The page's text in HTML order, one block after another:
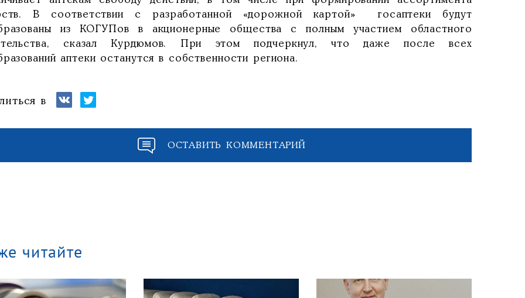
В соответствии с разработанной «дорожной картой» госаптеки будут
из КОГУПов в акционерные общества с полным участием областного
сказал Курдюмов. При этом подчеркнул, что даже после всех
аптеки останутся в собственности региона.
в
ОСТАВИТЬ КОММЕНТАРИЙ
читайте